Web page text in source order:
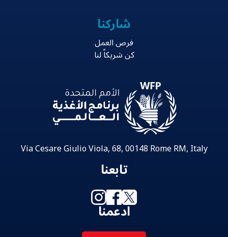
شاركنا
فرص العمل
كن شريكاً لنا
Via Cesare Giulio Viola, 68, 00148 Rome RM, Italy
تابعنا
ادعمنا